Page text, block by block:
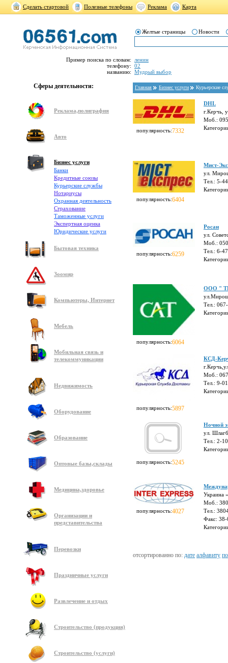
Сделать стартовой Полезные телефоны Реклама Карта
Желтые страницы Новости
Пример поиска по словам:
телефону:
названию:
ленин
02
Мудрый выбор
Сферы деятельности:
Реклама,полиграфия
Авто
Бизнес услуги
Банки
Кредитные союзы
Курьерские службы
Нотариусы
Охранная деятельность
Страхование
Таможенные услуги
Экспертная оценка
Юридические услуги
Бытовая техника
Зоомир
Компьютеры, Интернет
Мебель
Мобильная связь и
телекоммуникации
Недвижимость
Оборудование
Образование
Оптовые базы,склады
Медицина,здоровье
Организации и
представительства
Перевозки
Праздничные услуги
Развлечение и отдых
Строительство (продукция)
Строительство (услуги)
Главная Бизнес услуги Курьерские
популярность:7332
DHL
г.Керчь,
Моб.:
популярность:6404
Мист-
ул.
Тел.: 5-
популярность:6259
Росан
ул.
Моб.:
Тел.: 6-
популярность:6064
ООО "
Тел.:
популярность:5897
КСД-
Моб.:
Тел.: 9-
популярность:5245
Ночной
ул.
Тел.: 2-
популярность:4027
Украина
Моб.:
Тел.:
Факс:
отсортированно по: дате алфавиту